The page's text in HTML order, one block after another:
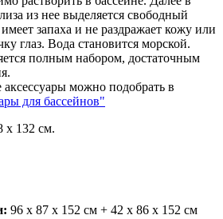
из нее выделяется свободный
запаха и не раздражает кожу или
глаз. Вода становится морской.
полным набором, достаточным
можно подобрать в
для бассейнов"
х 132 см.
96 х 87 х 152 см + 42 х 86 х 152 см